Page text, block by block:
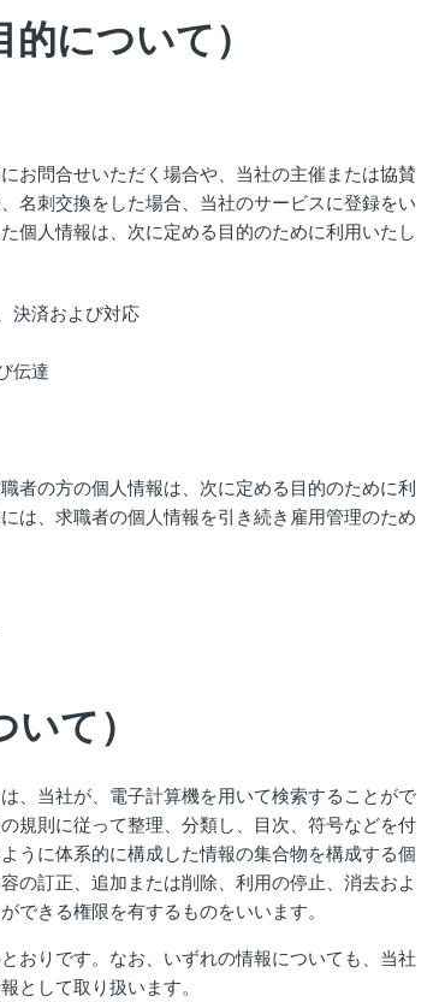
について）
お問合せいただく場合や、当社の主催または協賛
名刺交換をした場合、当社のサービスに登録をい
個人情報は、次に定める目的のために利用いたし
決済および対応
伝達
者の方の個人情報は、次に定める目的のために利
は、求職者の個人情報を引き続き雇用管理のため
て）
、当社が、電子計算機を用いて検索することがで
規則に従って整理、分類し、目次、符号などを付
うに体系的に構成した情報の集合物を構成する個
の訂正、追加または削除、利用の停止、消去およ
できる権限を有するものをいいます。
おりです。なお、いずれの情報についても、当社
として取り扱います。